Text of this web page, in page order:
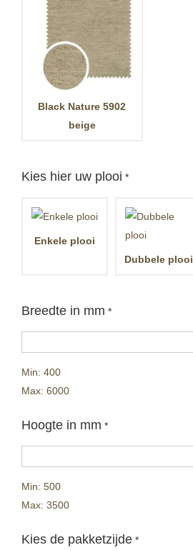
Black Nature 5902
beige
Kies hier uw plooi *
Enkele plooi
Dubbele plooi
Breedte in mm *
Min: 400
Max: 6000
Hoogte in mm *
Min: 500
Max: 3500
Kies de pakketzijde*